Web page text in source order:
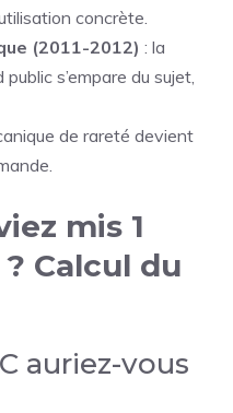
concrète.
(2011-2012) : la
s’empare du sujet,
de rareté devient
mis 1
Calcul du
auriez-vous